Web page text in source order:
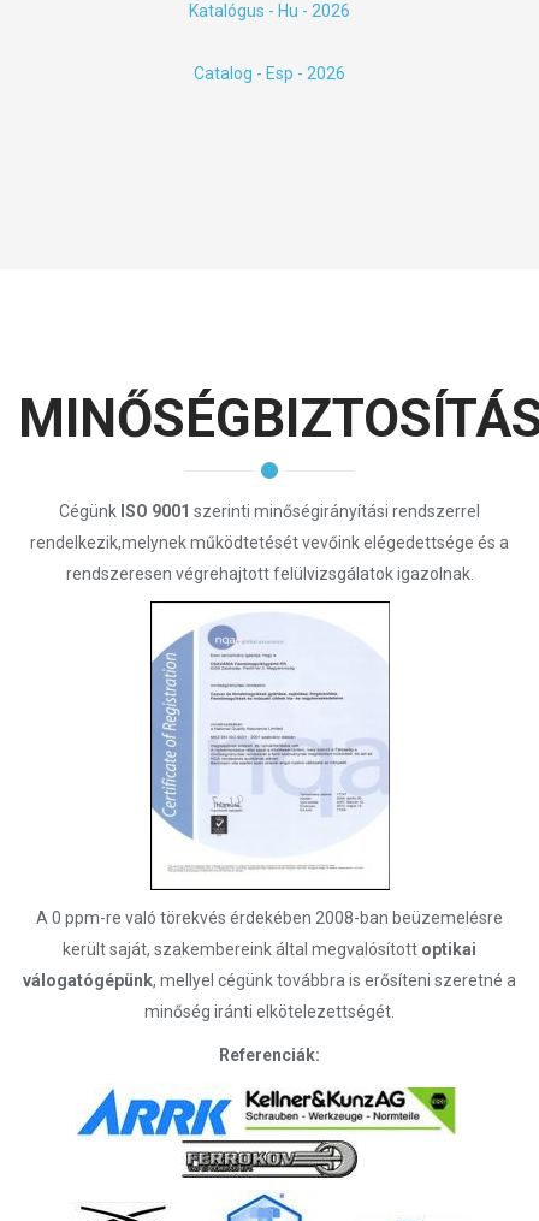
Katalógus - Hu - 2026
Catalog - Esp - 2026
Cégünk ISO 9001 szerinti minőségirányítási rendszerrel
rendelkezik,melynek működtetését vevőink elégedettsége és a
rendszeresen végrehajtott felülvizsgálatok igazolnak.
A 0 ppm-re való törekvés érdekében 2008-ban beüzemelésre
került saját, szakembereink által megvalósított optikai
válogatógépünk, mellyel cégünk továbbra is erősíteni szeretné a
minőség iránti elkötelezettségét.
Referenciák: